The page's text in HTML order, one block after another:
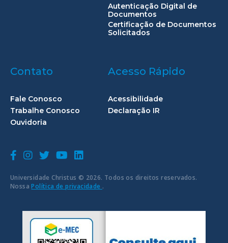
Universidade Christus © 2026. Todos os direitos reservados.
NossaPolítica de privacidade .
Autenticação Digital de
Documentos
Certificação de Documentos
Solicitados
Contato
Fale Conosco
Trabalhe Conosco
Ouvidoria
Acesso Rápido
Acessibilidade
Declaração IR